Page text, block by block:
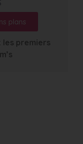
plans
premiers